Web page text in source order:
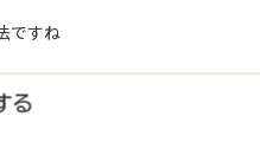
ですね